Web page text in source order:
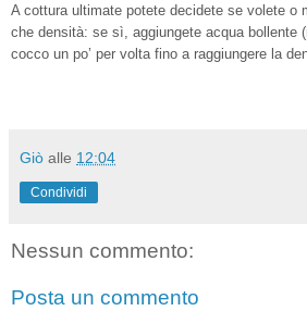
A cottura ultimate potete decidete se volete o
che densità: se sì, aggiungete acqua bollente
cocco un po’ per volta fino a raggiungere la
Giò alle 12:04
Condividi
Nessun commento:
Posta un commento